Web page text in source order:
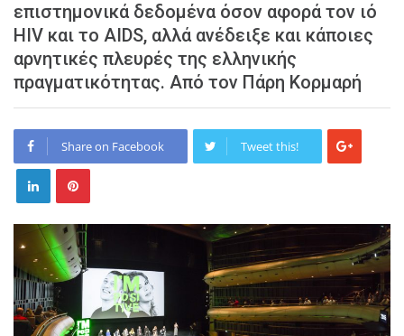
επιστημονικά δεδομένα όσον αφορά τον ιό
HIV και το AIDS, αλλά ανέδειξε και κάποιες
αρνητικές πλευρές της ελληνικής
πραγματικότητας. Από τον Πάρη Κορμαρή
Share on Facebook Tweet this!